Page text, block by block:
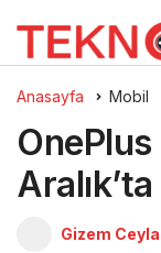
Anasayfa Mobil
OnePlus
Gizem